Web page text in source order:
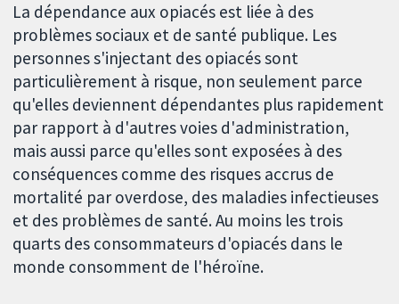
La dépendance aux opiacés est liée à des
problèmes sociaux et de santé publique. Les
personnes s'injectant des opiacés sont
particulièrement à risque, non seulement parce
qu'elles deviennent dépendantes plus rapidement
par rapport à d'autres voies d'administration,
mais aussi parce qu'elles sont exposées à des
conséquences comme des risques accrus de
mortalité par overdose, des maladies infectieuses
et des problèmes de santé. Au moins les trois
quarts des consommateurs d'opiacés dans le
monde consomment de l'héroïne.